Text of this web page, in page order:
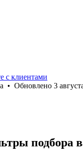
с клиентами
• Обновлено 3
подбора